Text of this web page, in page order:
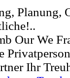
Planung,
Our We
Ihr